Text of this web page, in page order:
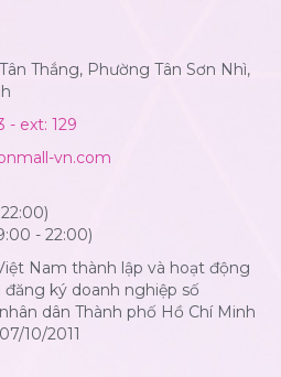
Thắng, Phường Tân Sơn Nhì,
- ext: 129
vn.com
- 22:00)
Nam thành lập và hoạt động
ký doanh nghiệp số
nhân dân Thành phố Hồ Chí Minh
10/2011